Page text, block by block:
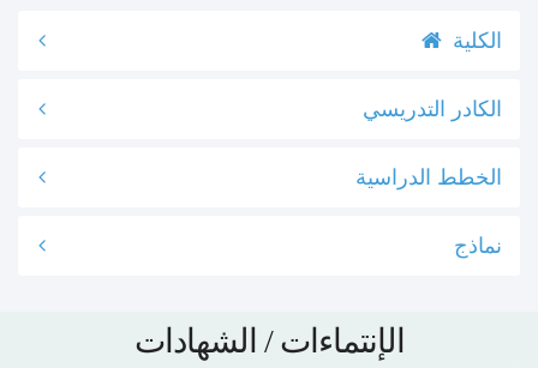
الكلية
الكادر التدريسي
الخطط الدراسية
نماذج
الإنتماءات / الشهادات